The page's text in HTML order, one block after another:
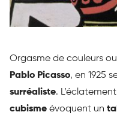
Orgasme de couleurs
Pablo Picasso, en 1925
surréaliste.
cubisme évoquent un